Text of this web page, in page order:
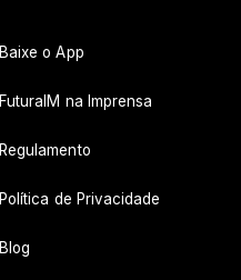
Baixe o App
FuturaIM na Imprensa
Regulamento
Política de Privacidade
Blog